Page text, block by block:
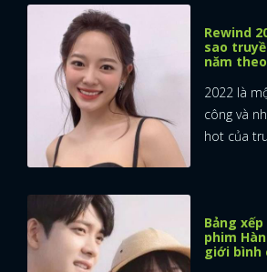
FACEBOOK
Rewind
sao
năm
2022 là
công và
hot của
Bảng
phim
giới bình